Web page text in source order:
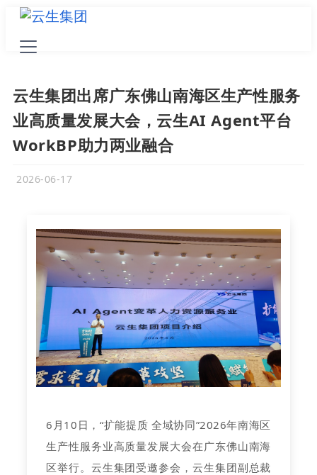
云生集团出席广东佛山南海区生产性服务
业高质量发展大会，云生AI Agent平台
WorkBP助力两业融合
2026-06-17
6月10日，“扩能提质 全域协同”2026年南海区
生产性服务业高质量发展大会在广东佛山南海
区举行。云生集团受邀参会，云生集团副总裁